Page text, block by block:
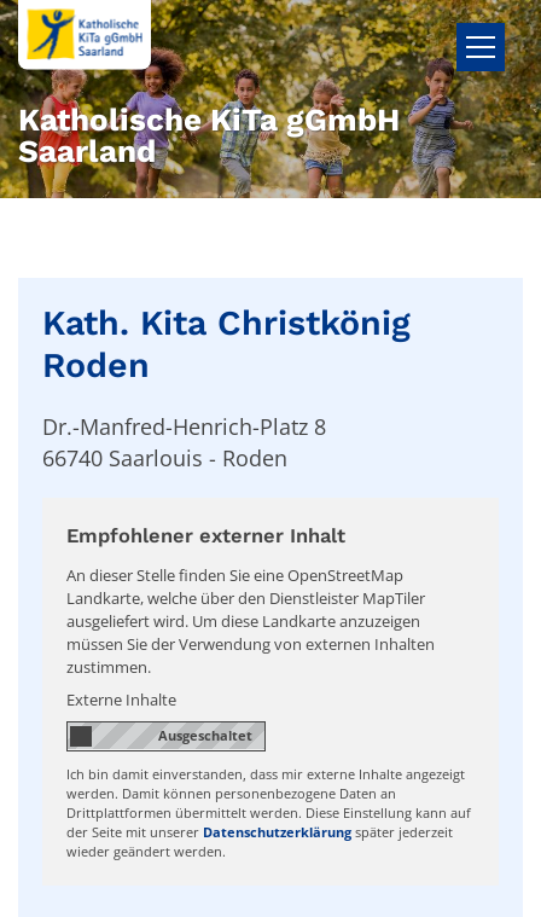
Zum Inhalt springen
Katholische KiTa gGmbH
Saarland
Kath. Kita Christkönig
Roden
Dr.-Manfred-Henrich-Platz 8
66740 Saarlouis - Roden
Empfohlener externer Inhalt
An dieser Stelle finden Sie eine OpenStreetMap
Landkarte, welche über den Dienstleister MapTiler
ausgeliefert wird. Um diese Landkarte anzuzeigen
müssen Sie der Verwendung von externen Inhalten
zustimmen.
Externe Inhalte
Ich bin damit einverstanden, dass mir externe Inhalte angezeigt
werden. Damit können personenbezogene Daten an
Drittplattformen übermittelt werden. Diese Einstellung kann auf
der Seite mit unserer Datenschutzerklärung später jederzeit
wieder geändert werden.